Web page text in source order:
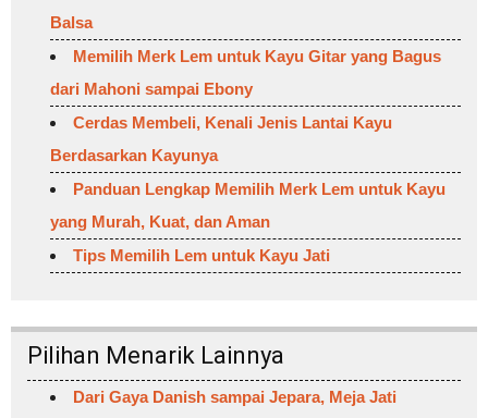
Balsa
Memilih Merk Lem untuk Kayu Gitar yang Bagus
dari Mahoni sampai Ebony
Cerdas Membeli, Kenali Jenis Lantai Kayu
Berdasarkan Kayunya
Panduan Lengkap Memilih Merk Lem untuk Kayu
yang Murah, Kuat, dan Aman
Tips Memilih Lem untuk Kayu Jati
Pilihan Menarik Lainnya
Dari Gaya Danish sampai Jepara, Meja Jati